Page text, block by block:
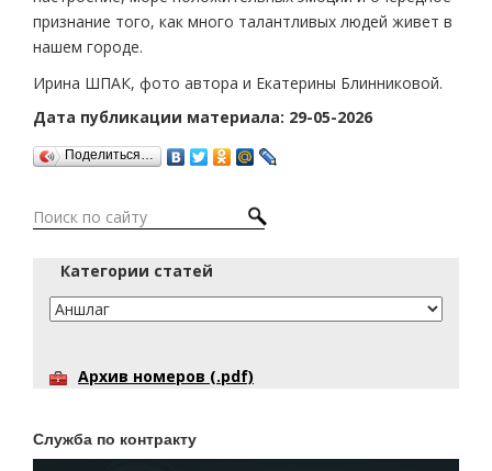
признание того, как много талантливых людей живет в
нашем городе.
Ирина ШПАК, фото автора и Екатерины Блинниковой.
Дата публикации материала: 29-05-2026
Поделиться…
Категории статей
Архив номеров (.pdf)
Служба по контракту